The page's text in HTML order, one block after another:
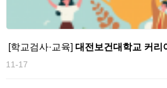
[학교검사·교육] 대전보건대학교 커리
11-17